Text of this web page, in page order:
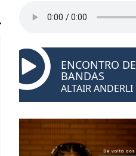
ENCONTRO DE
BANDAS
ALTAIR ANDERLI